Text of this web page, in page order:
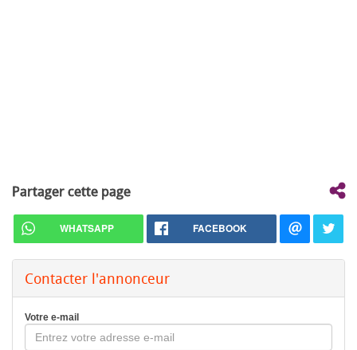
Partager cette page
WHATSAPP FACEBOOK
Contacter l'annonceur
Votre e-mail